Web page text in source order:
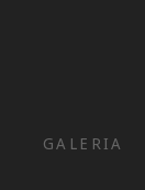
GALERIA